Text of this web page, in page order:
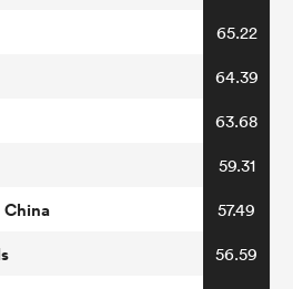
65.22
64.39
63.68
59.31
China 57.49
56.59